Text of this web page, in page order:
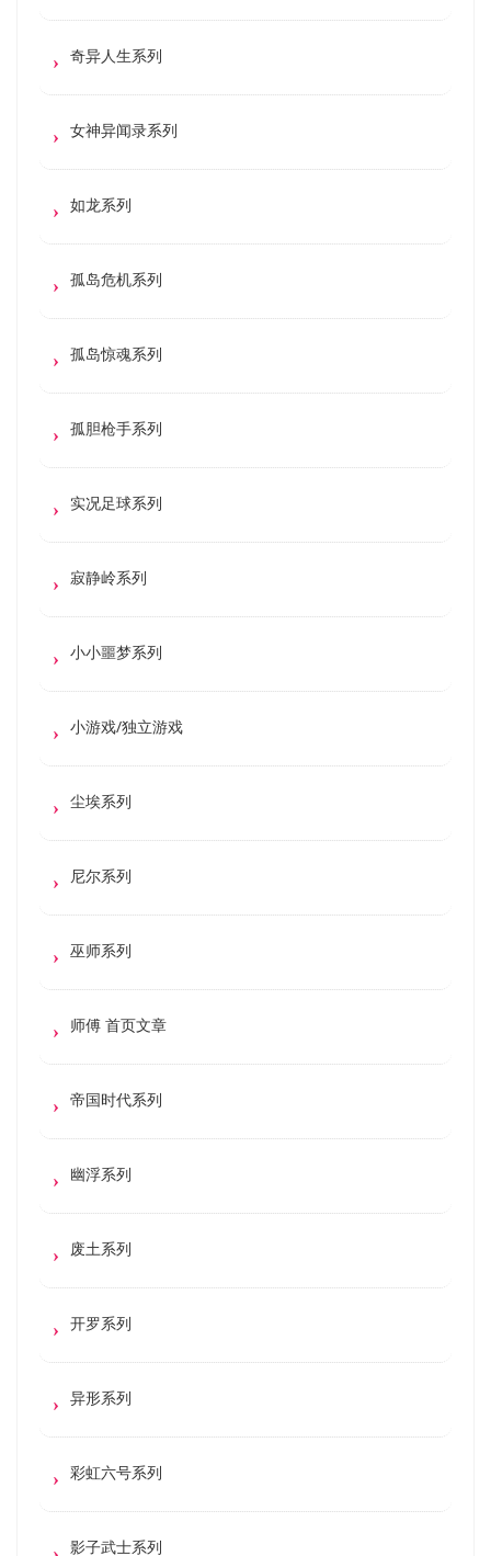
奇异人生系列
女神异闻录系列
如龙系列
孤岛危机系列
孤岛惊魂系列
孤胆枪手系列
实况足球系列
寂静岭系列
小小噩梦系列
小游戏/独立游戏
尘埃系列
尼尔系列
巫师系列
师傅 首页文章
帝国时代系列
幽浮系列
废土系列
开罗系列
异形系列
彩虹六号系列
影子武士系列